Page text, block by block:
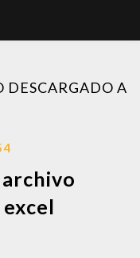
DESCARGADO A